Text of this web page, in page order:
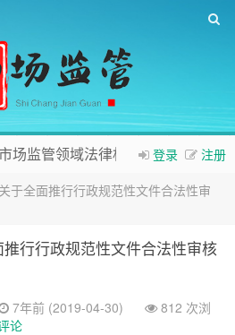
登录 注册
场监管领域法律相关内容
于全面推行行政规范性文件合法性审
行行政规范性文件合法性审核
7年前 (2019-04-30)
812 次浏
论